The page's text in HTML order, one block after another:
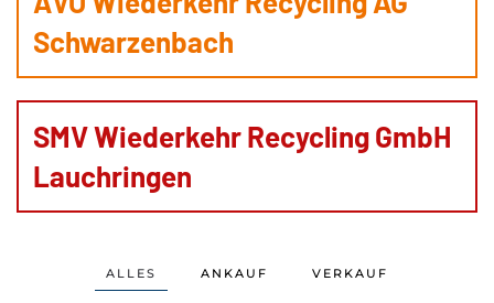
Schwarzenbach
SMV Wiederkehr Recycling GmbH
Lauchringen
ALLES ANKAUF VERKAUF